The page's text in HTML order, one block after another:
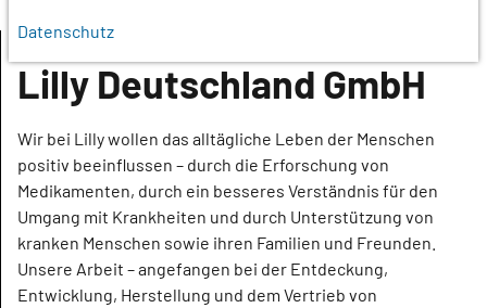
Platinmitglied
Lilly Deutschland GmbH
Wir bei Lilly wollen das alltägliche Leben der Menschen
positiv beeinflussen – durch die Erforschung von
Medikamenten, durch ein besseres Verständnis für den
Umgang mit Krankheiten und durch Unterstützung von
kranken Menschen sowie ihren Familien und Freunden.
Unsere Arbeit – angefangen bei der Entdeckung,
Entwicklung, Herstellung und dem Vertrieb von
Datenschutz